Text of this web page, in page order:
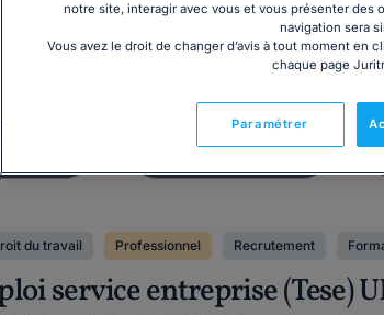
du travail Professionnel Recrutement
service entreprise (Tese)
notre site, interagir avec vous et vous présenter des
navigation sera
Vous avez le droit de changer d’avis à tout moment en
chaque page
Paramétrer